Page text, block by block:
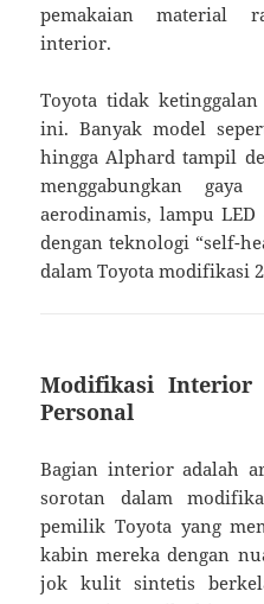
pemakaian material
interior.
Toyota tidak
ini. Banyak model
hingga Alphard tampil
menggabungkan
aerodinamis, lampu
dengan teknologi “self-
dalam Toyota modifikasi
Modifikasi Interior
Personal
Bagian interior adalah
sorotan dalam
pemilik Toyota yang
kabin mereka dengan
jok kulit sintetis